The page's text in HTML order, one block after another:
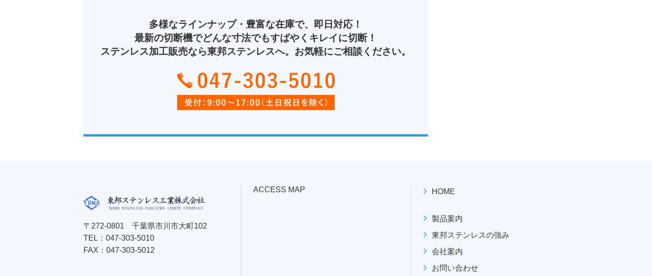
多様なラインナップ・豊富な在庫で、即日対応！
最新の切断機でどんな寸法でもすばやくキレイに切断！
ステンレス加工販売なら東邦ステンレスへ。お気軽にご相談ください。
〒272-0801 千葉県市川市大町102
TEL： 047-303-5010
FAX：047-303-5012
ACCESS MAP HOME
製品案内
東邦ステンレスの強み
会社案内
お問い合わせ